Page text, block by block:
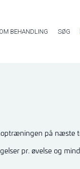
BEHANDLING SØG
på næste
pr. øvelse og